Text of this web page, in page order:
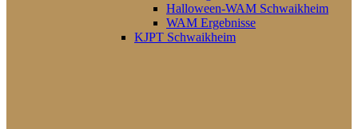
Halloween-WAM Schwaikheim
WAM Ergebnisse
KJPT Schwaikheim